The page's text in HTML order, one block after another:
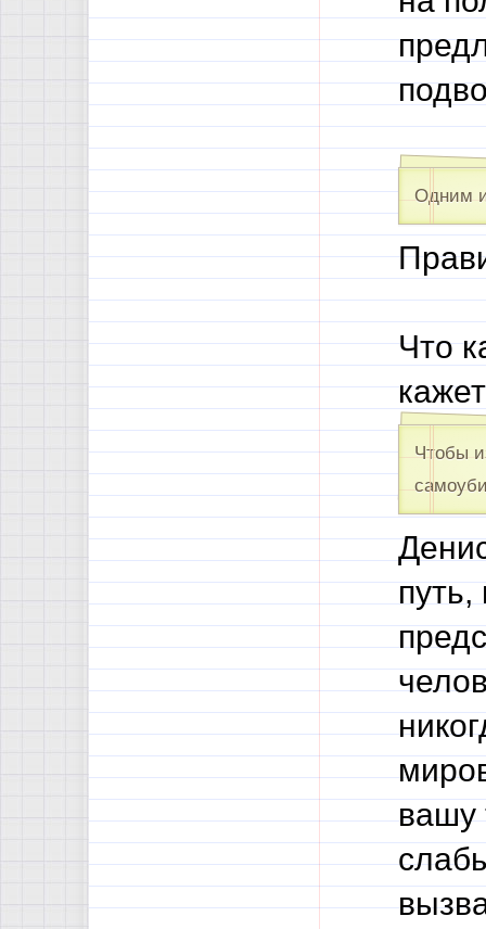
Одним
Что
Чтобы
вашу